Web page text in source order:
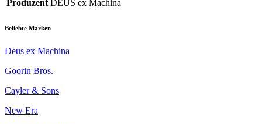
Produzent DEUS ex Machina
Beliebte Marken
Deus ex Machina
Goorin Bros.
Cayler & Sons
New Era